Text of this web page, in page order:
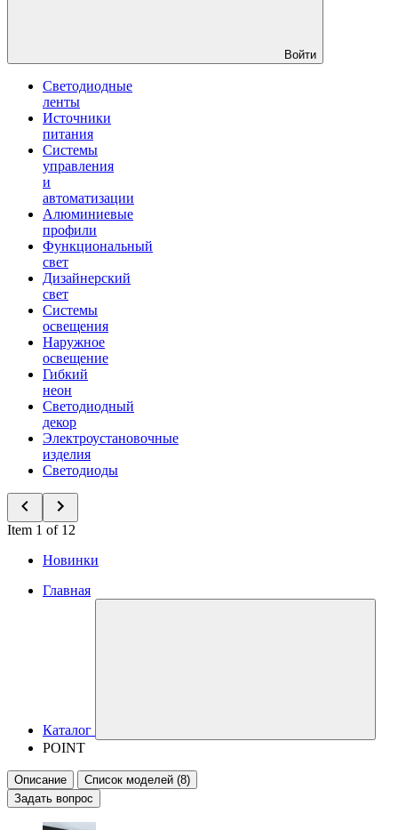
Войти
Светодиодные
ленты
Источники
питания
Системы
управления
и
автоматизации
Алюминиевые
профили
Функциональный
свет
Дизайнерский
свет
Системы
освещения
Наружное
освещение
Гибкий
неон
Светодиодный
декор
Электроустановочные
изделия
Светодиоды
Item 1 of 12
Новинки
Главная
Каталог
POINT
Описание
Список моделей (8)
Задать вопрос